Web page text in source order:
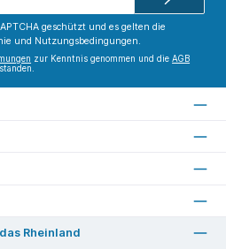
geschützt und es gelten die
und Nutzungsbedingungen.
zur Kenntnis genommen und dieAGB
Rheinland